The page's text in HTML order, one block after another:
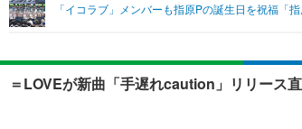
ショ
エン
ライフ
ライ
ペ
リリース一覧
「イコラブ」メンバーも指原Pの誕生日を祝福「
＝LOVEが新曲「手遅れcaution」リリース